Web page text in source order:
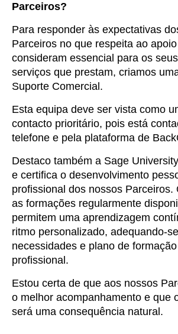
Parceiros?
Para responder às expectativas
Parceiros no que respeita ao
consideram essencial para os
serviços que prestam, criamos
Suporte Comercial.
Esta equipa deve ser vista como
contacto prioritário, pois está
telefone e pela plataforma de
Destaco também a Sage
e certifica o desenvolvimento
profissional dos nossos Parceiros.
as formações regularmente
permitem uma aprendizagem
ritmo personalizado, adequando-
necessidades e plano de
profissional.
Estou certa de que aos nossos
o melhor acompanhamento e que
será uma consequência natural.